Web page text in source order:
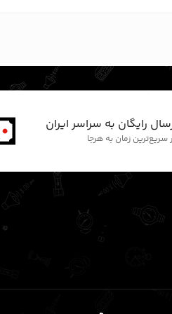
رایگان به سراسر ایران
سریع‌ترین زمان به هرجا